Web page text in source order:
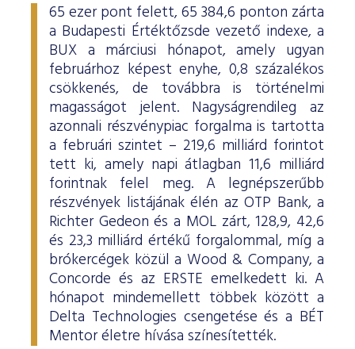
65 ezer pont felett, 65 384,6 ponton zárta
a Budapesti Értéktőzsde vezető indexe, a
BUX a márciusi hónapot, amely ugyan
februárhoz képest enyhe, 0,8 százalékos
csökkenés, de továbbra is történelmi
magasságot jelent. Nagyságrendileg az
azonnali részvénypiac forgalma is tartotta
a februári szintet – 219,6 milliárd forintot
tett ki, amely napi átlagban 11,6 milliárd
forintnak felel meg. A legnépszerűbb
részvények listájának élén az OTP Bank, a
Richter Gedeon és a MOL zárt, 128,9, 42,6
és 23,3 milliárd értékű forgalommal, míg a
brókercégek közül a Wood & Company, a
Concorde és az ERSTE emelkedett ki. A
hónapot mindemellett többek között a
Delta Technologies csengetése és a BÉT
Mentor életre hívása színesítették.